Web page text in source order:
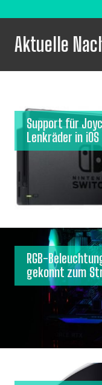
Aktuelle
Support für
Lenkräder in
RGB-
gekonnt zum